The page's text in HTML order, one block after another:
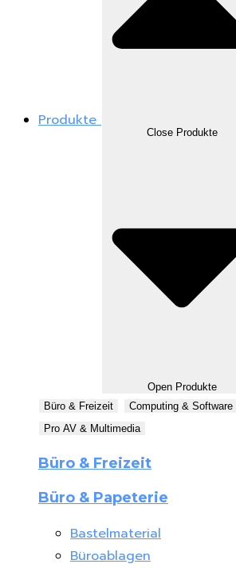
Produkte
Close Produkte
Open Produkte
Büro & Freizeit
Computing & Software
Pro AV & Multimedia
Büro & Freizeit
Büro & Papeterie
Bastelmaterial
Büroablagen